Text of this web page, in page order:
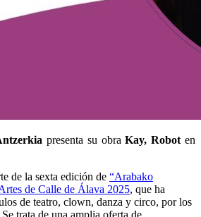
presenta su obra Kay, Roboten
de la sexta edición de “Arabako
de Calle de Álava 2025, que ha
de teatro, clown, danza y circo, por los